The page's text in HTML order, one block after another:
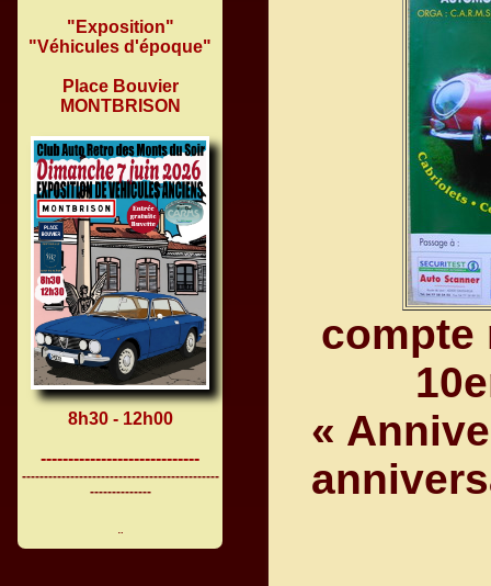
compte
«
"Exposition"
"Véhicules d'époque"
Place Bouvier
MONTBRISON
8h30 - 12h00
-----------------------------
---------------------------------------------
--------------
¨